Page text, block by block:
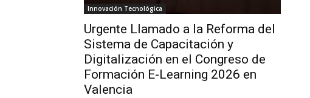
Innovación Tecnológica
Urgente Llamado a la Reforma del
Sistema de Capacitación y
Digitalización en el Congreso de
Formación E-Learning 2026 en
Valencia